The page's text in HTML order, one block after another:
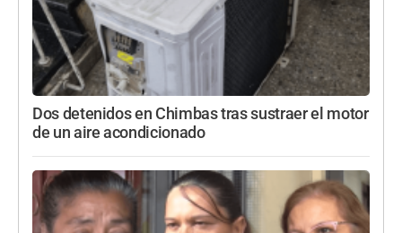
Dos detenidos en Chimbas tras sustraer el motor
de un aire acondicionado